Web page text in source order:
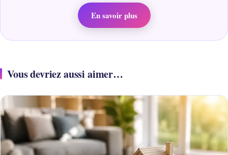
En savoir plus
Vous devriez aussi aimer…